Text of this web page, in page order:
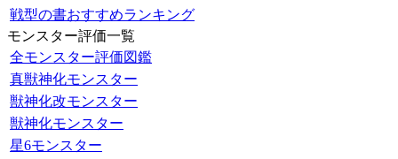
戦型の書おすすめランキング
モンスター評価一覧
全モンスター評価図鑑
真獣神化モンスター
獣神化改モンスター
獣神化モンスター
星6モンスター